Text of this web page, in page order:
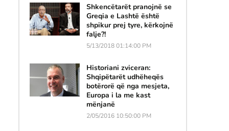
Shkencëtarët pranojnë se
Greqia e Lashtë është
shpikur prej tyre, kërkojnë
falje?!
5/13/2018 01:14:00 PM
Historiani zviceran:
Shqipëtarët udhëheqës
botërorë që nga mesjeta,
Europa i la me kast
mënjanë
2/05/2016 10:50:00 PM